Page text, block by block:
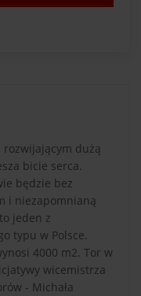
rozwijającym dużą
bicie serca.
będzie bez
i niezapomnianą
to jeden z
typu w Polsce.
4000 m2. Tor w
wicemistrza
- Michała